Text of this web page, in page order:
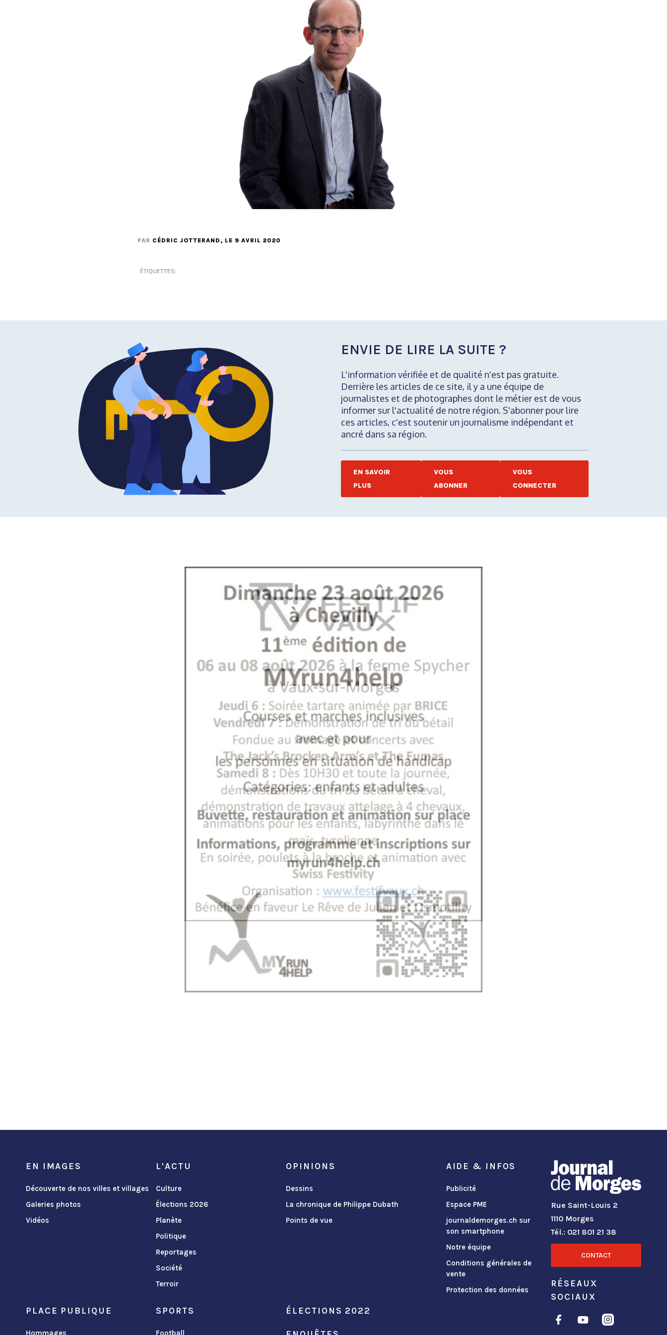
PAR CÉDRIC JOTTERAND , LE 9 AVRIL 2020
ÉTIQUETTES:
ENVIE DE LIRE LA SUITE ?
L'information vérifiée et de qualité n'est pas gratuite.
Derrière les articles de ce site, il y a une équipe de
journalistes et de photographes dont le métier est de vous
informer sur l'actualité de notre région. S'abonner pour lire
ces articles, c'est soutenir un journalisme indépendant et
ancré dans sa région.
EN SAVOIR
PLUS
VOUS
ABONNER
VOUS
CONNECTER
EN IMAGES
Découverte de nos villes et villages
Galeries photos
Vidéos
L'ACTU
Culture
Élections 2026
Planète
Politique
Reportages
Société
Terroir
OPINIONS
Dessins
La chronique de Philippe Dubath
Points de vue
PLACE PUBLIQUE SPORTS ÉLECTIONS 2022
AIDE & INFOS
Publicité
Espace PME
journaldemorges.ch sur
son smartphone
Notre équipe
Conditions générales de
vente
Protection des données
Rue Saint-Louis 2
1110 Morges
Tél.: 021 801 21 38
CONTACT
RÉSEAUX
SOCIAUX